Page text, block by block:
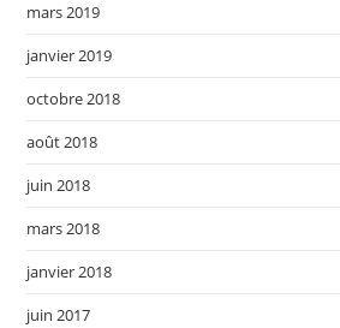
mars 2019
janvier 2019
octobre 2018
août 2018
juin 2018
mars 2018
janvier 2018
juin 2017